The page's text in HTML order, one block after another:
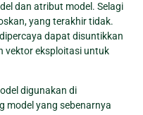
dan atribut model. Selagi
yang terakhir tidak.
dapat disuntikkan
vektor eksploitasi untuk
digunakan di
model yang sebenarnya